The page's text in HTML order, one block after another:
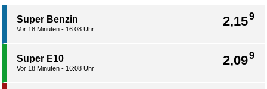
2,159
Super Benzin
Vor 18 Minuten - 16:08 Uhr
2,099
Super E10
Vor 18 Minuten - 16:08 Uhr